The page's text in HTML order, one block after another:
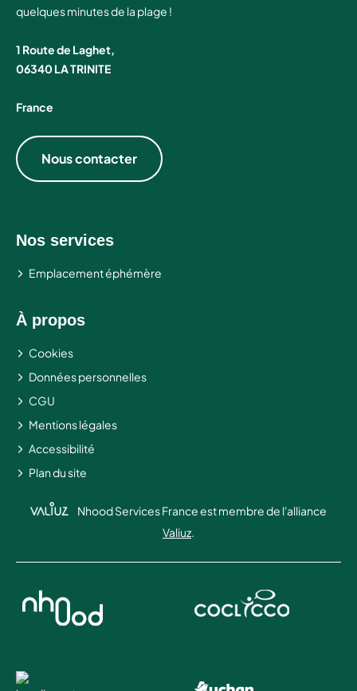
quelques minutes de la plage !
1 Route de Laghet,
06340 LA TRINITE
France
Nous contacter
Nos services
Emplacement éphémère
À propos
Cookies
Données personnelles
CGU
Mentions légales
Accessibilité
Plan du site
Nhood Services France est membre de l'alliance
Valiuz.